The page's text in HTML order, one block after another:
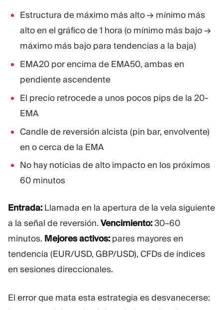
Estructura de máximo más alto → mínimo más
alto en el gráfico de 1 hora (o mínimo más bajo →
máximo más bajo para tendencias a la baja)
EMA20 por encima de EMA50, ambas en
pendiente ascendente
El precio retrocede a unos pocos pips de la 20-
EMA
Candle de reversión alcista (pin bar, envolvente)
en o cerca de la EMA
No hay noticias de alto impacto en los próximos
60 minutos
Entrada:Llamada en la apertura de la vela siguiente
a la señal de reversión. Vencimiento:30–60
minutos. Mejores activos:pares mayores en
tendencia (EUR/USD, GBP/USD), CFDs de índices
en sesiones direccionales.
El error que mata esta estrategia es desvanecerse: